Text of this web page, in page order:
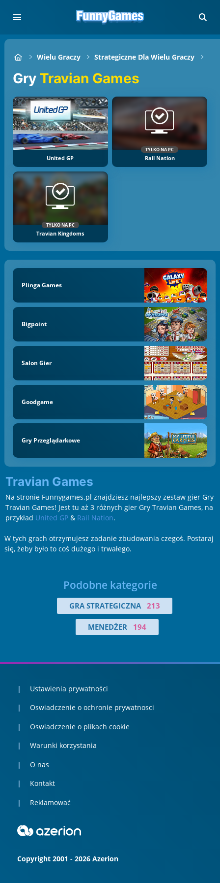
Wielu Graczy Strategiczne Dla Wielu Graczy
Gry Travian Games
United GP
TYLKO NA PC
Rail Nation
TYLKO NA PC
Travian Kingdoms
Plinga Games
Bigpoint
Salon Gier
Goodgame
Gry Przeglądarkowe
Travian Games
Na stronie Funnygames.pl znajdziesz najlepszy zestaw gier Gry
Travian Games! Jest tu aż 3 różnych gier Gry Travian Games, na
przykład United GP& Rail Nation.
W tych grach otrzymujesz zadanie zbudowania czegoś. Postaraj
się, żeby było to coś dużego i trwałego.
Podobne kategorie
GRA STRATEGICZNA 213
MENEDŻER 194
Ustawienia prywatności
Oswiadczenie o ochronie prywatnosci
Oswiadczenie o plikach cookie
Warunki korzystania
O nas
Kontakt
Reklamować
Copyright 2001 - 2026 Azerion